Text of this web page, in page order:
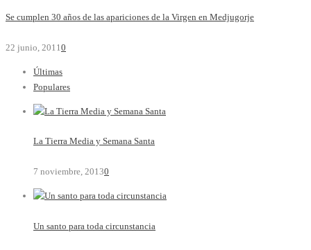
Se cumplen 30 años de las apariciones de la Virgen en Medjugorje
22 junio, 2011 0
Últimas
Populares
La Tierra Media y Semana Santa
7 noviembre, 20130
Un santo para toda circunstancia